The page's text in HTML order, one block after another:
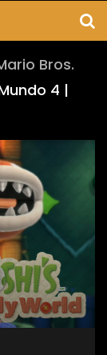
Bros.
4 |